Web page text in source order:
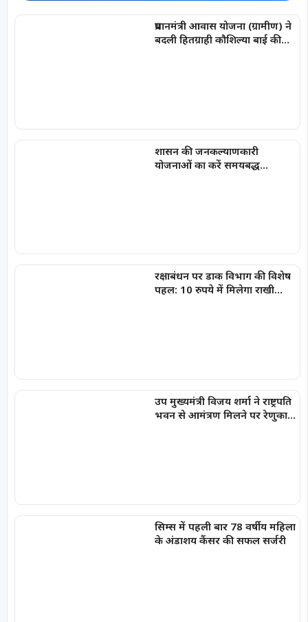
प्रधानमंत्री आवास योजना (ग्रामीण) ने
बदली हितग्राही कौशिल्या बाई की
शासन की जनकल्याणकारी
योजनाओं का करें समयबद्ध
रक्षाबंधन पर डाक विभाग की विशेष
पहल: 10 रुपये में मिलेगा राखी
उप मुख्यमंत्री विजय शर्मा ने राष्ट्रपति
भवन से आमंत्रण मिलने पर रेणुका
सिम्स में पहली बार 78 वर्षीय महिला
के अंडाशय कैंसर की सफल सर्जरी